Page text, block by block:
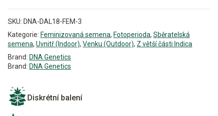
SKU: DNA-DAL18-FEM-3
Kategorie: Feminizovaná semena, Fotoperioda, Sběratelská
semena, Uvnitř (Indoor), Venku (Outdoor), Z větší části Indica
Brand: DNA Genetics
Brand: DNA Genetics
Diskrétní balení